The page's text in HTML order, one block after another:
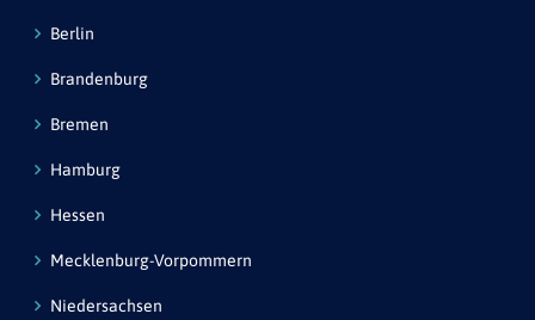
Berlin
Brandenburg
Bremen
Hamburg
Hessen
Mecklenburg-Vorpommern
Niedersachsen